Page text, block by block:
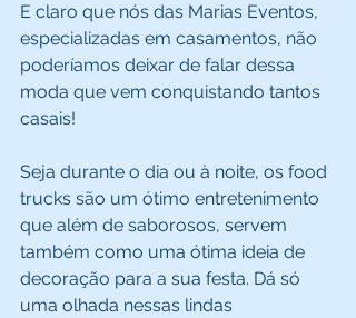
E claro que nós das Marias Eventos,
especializadas em casamentos, não
poderíamos deixar de falar dessa
moda que vem conquistando tantos
casais!
Seja durante o dia ou à noite, os food
trucks são um ótimo entretenimento
que além de saborosos, servem
também como uma ótima ideia de
decoração para a sua festa. Dá só
uma olhada nessas lindas